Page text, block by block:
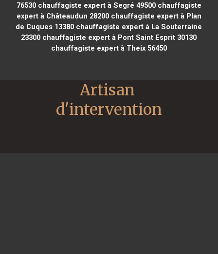
76530chauffagiste expert à Segré 49500chauffagiste
expert à Châteaudun 28200chauffagiste expert à Plan
de Cuques 13380 chauffagiste expert à La Souterraine
23300 chauffagiste expert à Pont Saint Esprit 30130
chauffagiste expert à Theix 56450
Artisan
d'intervention